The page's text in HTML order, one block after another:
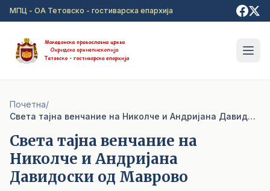
Прејди на главна содржина
МПЦ - ОА Тетовско - гостиварска епархија
Почетна/
Cвета тајна венчание на Николче и Андријана Давидоски од Маврово
Cвета тајна венчание на
Николче и Андријана
Давидоски од Маврово